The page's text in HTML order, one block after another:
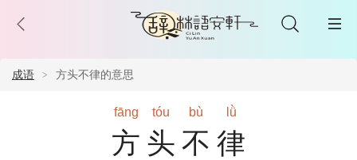
成语 方头不律的意思
fāng tóu bù lǜ
方头不律